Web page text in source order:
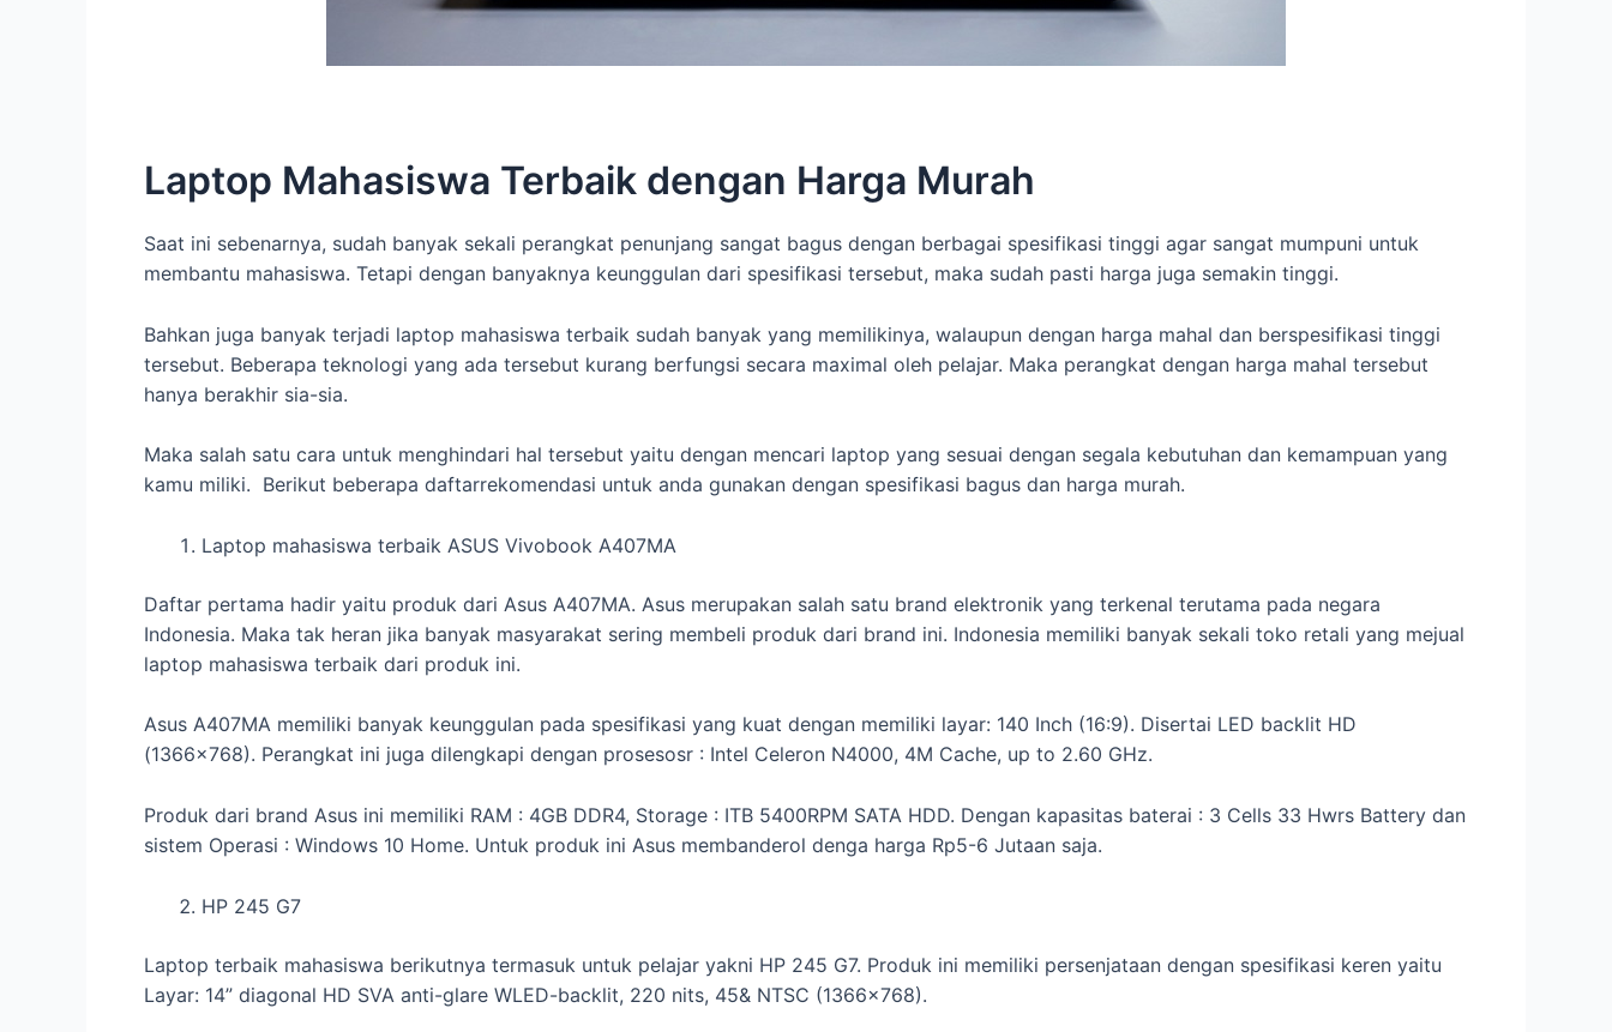
Laptop Mahasiswa Terbaik dengan Harga Murah
Saat ini sebenarnya, sudah banyak sekali perangkat penunjang sangat bagus dengan berbagai spesifikasi tinggi agar sangat mumpuni untuk
membantu mahasiswa. Tetapi dengan banyaknya keunggulan dari spesifikasi tersebut, maka sudah pasti harga juga semakin tinggi.
Bahkan juga banyak terjadi laptop mahasiswa terbaik sudah banyak yang memilikinya, walaupun dengan harga mahal dan berspesifikasi tinggi
tersebut. Beberapa teknologi yang ada tersebut kurang berfungsi secara maximal oleh pelajar. Maka perangkat dengan harga mahal tersebut
hanya berakhir sia-sia.
Maka salah satu cara untuk menghindari hal tersebut yaitu dengan mencari laptop yang sesuai dengan segala kebutuhan dan kemampuan yang
kamu miliki. Berikut beberapa daftarrekomendasi untuk anda gunakan dengan spesifikasi bagus dan harga murah.
Laptop mahasiswa terbaik ASUS Vivobook A407MA
Daftar pertama hadir yaitu produk dari Asus A407MA. Asus merupakan salah satu brand elektronik yang terkenal terutama pada negara
Indonesia. Maka tak heran jika banyak masyarakat sering membeli produk dari brand ini. Indonesia memiliki banyak sekali toko retali yang mejual
laptop mahasiswa terbaik dari produk ini.
Asus A407MA memiliki banyak keunggulan pada spesifikasi yang kuat dengan memiliki layar: 140 Inch (16:9). Disertai LED backlit HD
(1366×768). Perangkat ini juga dilengkapi dengan prosesosr : Intel Celeron N4000, 4M Cache, up to 2.60 GHz.
Produk dari brand Asus ini memiliki RAM : 4GB DDR4, Storage : ITB 5400RPM SATA HDD. Dengan kapasitas baterai : 3 Cells 33 Hwrs Battery dan
sistem Operasi : Windows 10 Home. Untuk produk ini Asus membanderol denga harga Rp5-6 Jutaan saja.
HP 245 G7
Laptop terbaik mahasiswa berikutnya termasuk untuk pelajar yakni HP 245 G7. Produk ini memiliki persenjataan dengan spesifikasi keren yaitu
Layar: 14” diagonal HD SVA anti-glare WLED-backlit, 220 nits, 45& NTSC (1366×768).